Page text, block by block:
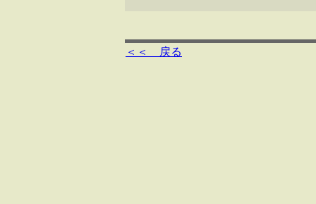
＜＜ 戻る